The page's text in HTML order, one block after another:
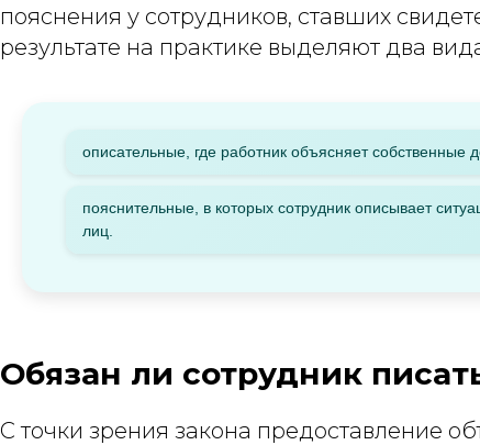
пояснения у сотрудников, ставших
результате на практике выделяют два
описательные, где работник объясняет собственные
пояснительные, в которых сотрудник описывает
лиц.
Обязан ли сотрудник
С точки зрения закона предоставление